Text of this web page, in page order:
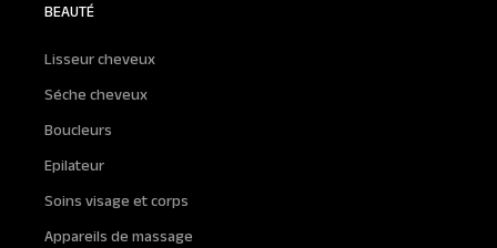
BEAUTÉ
Lisseur cheveux
Séche cheveux
Boucleurs
Epilateur
Soins visage et corps
Appareils de massage